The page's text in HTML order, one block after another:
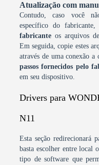
Atualização com
Contudo, caso você
específico do
fabricante os arquivos
Em seguida, copie estes
através de uma conexão
passos fornecidos pelo
em seu dispositivo.
Drivers para
N11
Esta seção redirecionará
basta escolher entre
tipo de software que